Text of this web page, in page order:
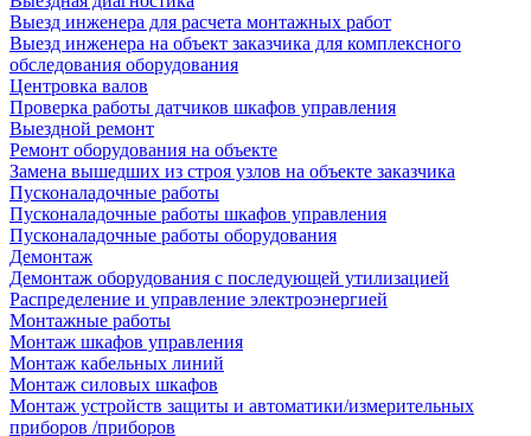
Выезд инженера для расчета монтажных работ
Выезд инженера на объект заказчика для комплексного
обследования оборудования
Центровка валов
Проверка работы датчиков шкафов управления
Выездной ремонт
Ремонт оборудования на объекте
Замена вышедших из строя узлов на объекте заказчика
Пусконаладочные работы
Пусконаладочные работы шкафов управления
Пусконаладочные работы оборудования
Демонтаж
Демонтаж оборудования с последующей утилизацией
Распределение и управление электроэнергией
Монтажные работы
Монтаж шкафов управления
Монтаж кабельных линий
Монтаж силовых шкафов
Монтаж устройств защиты и автоматики/измерительных
приборов /приборов